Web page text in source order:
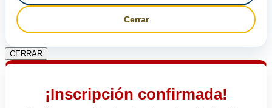
Cerrar
CERRAR
¡Inscripción confirmada!